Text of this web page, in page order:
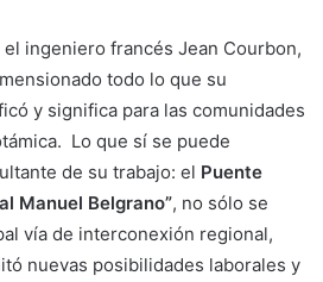
ingeniero francés Jean Courbon,
todo lo que su
y significa para las comunidades
Lo que sí se puede
de su trabajo: el Puente
Manuel Belgrano”, no sólo se
vía de interconexión regional,
nuevas posibilidades laborales y